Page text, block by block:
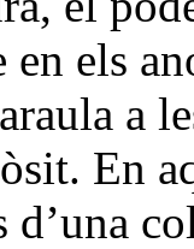
els
a
En
d’una